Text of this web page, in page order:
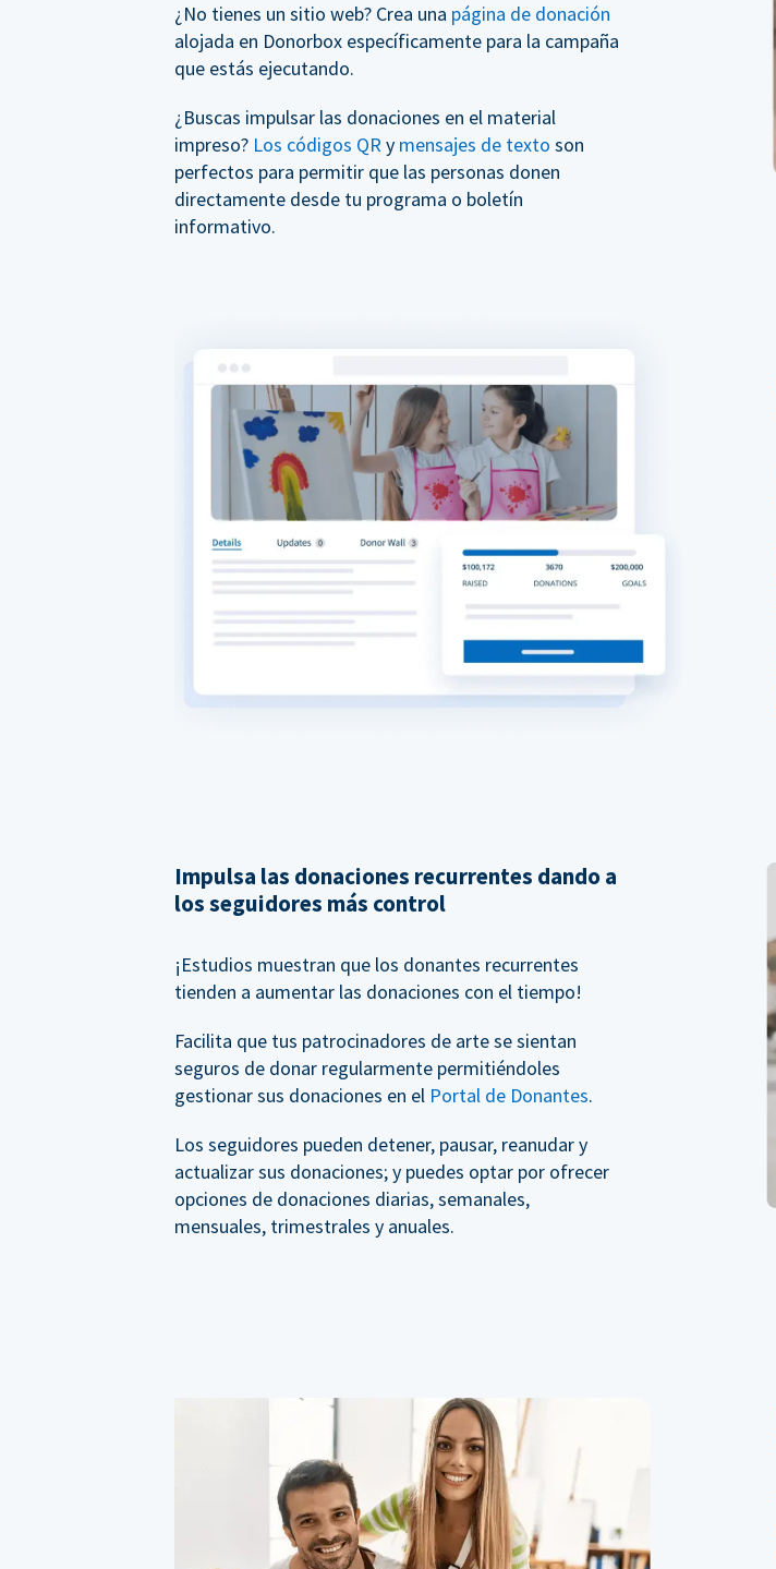
¿No tienes un sitio web? Crea una página de donación
alojada en Donorbox específicamente para la campaña
que estás ejecutando.
¿Buscas impulsar las donaciones en el material
impreso? Los códigos QR y mensajes de texto son
perfectos para permitir que las personas donen
directamente desde tu programa o boletín
informativo.
Impulsa las donaciones recurrentes dando a
los seguidores más control
¡Estudios muestran que los donantes recurrentes
tienden a aumentar las donaciones con el tiempo!
Facilita que tus patrocinadores de arte se sientan
seguros de donar regularmente permitiéndoles
gestionar sus donaciones en el Portal de Donantes.
Los seguidores pueden detener, pausar, reanudar y
actualizar sus donaciones; y puedes optar por ofrecer
opciones de donaciones diarias, semanales,
mensuales, trimestrales y anuales.